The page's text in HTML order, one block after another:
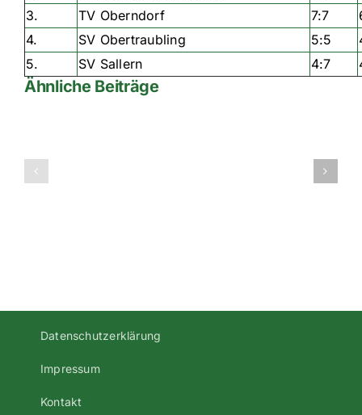
3.
TV Oberndorf 7:7
4.
SV Obertraubling 5:5
5.
SV Sallern 4:7
Ähnliche Beiträge
Meistertitel
Datenschutzerklärung
Impressum
Kontakt